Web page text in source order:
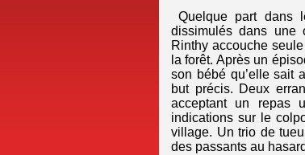
Quelque part dans
dissimulés dans une
Rinthy accouche
la forêt. Après un
son bébé qu’elle sait
but précis. Deux
acceptant un repas
indications sur le
village. Un trio de
des passants au